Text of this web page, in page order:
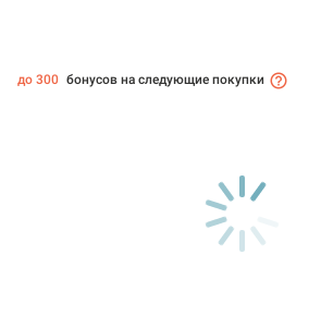
до 300 бонусов на следующие покупки